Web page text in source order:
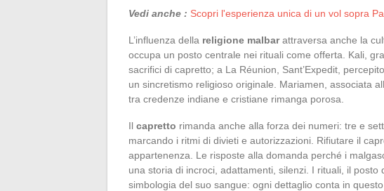
Vedi anche : Scopri l'esperienza unica di un vol sopra
L’influenza della religione malbarattraversa anche la
occupa un posto centrale nei rituali come offerta. Kali,
sacrifici di capretto; a La Réunion, Sant’Expedit,
un sincretismo religioso originale. Mariamen, associata
tra credenze indiane e cristiane rimanga porosa.
Il capretto rimanda anche alla forza dei numeri: tre e
marcando i ritmi di divieti e autorizzazioni. Rifiutare il
appartenenza. Le risposte alla domanda perché i
una storia di incroci, adattamenti, silenzi. I rituali, il
simbologia del suo sangue: ogni dettaglio conta in